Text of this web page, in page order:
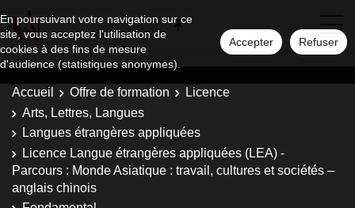
En poursuivant votre navigation sur ce
site, vous acceptez l'utilisation de
cookies à des fins de mesure
d'audience (statistiques anonymes).
Accepter Refuser
Accueil Offre de formation
Licence
Arts, Lettres, Langues
Langues étrangères appliquées
Licence Langue étrangères appliquées (LEA) -
Parcours : Monde Asiatique : travail, cultures et sociétés –
anglais chinois